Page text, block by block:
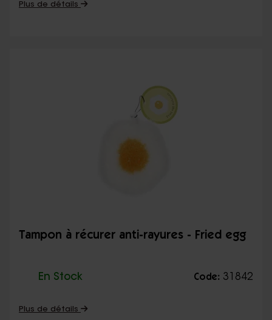
Plus de détails
Tampon à récurer anti-rayures - Fried egg
En Stock Code: 31842
Plus de détails